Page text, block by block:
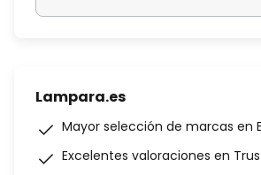
Lampara.es
Mayor selección de marcas en
Excelentes valoraciones en